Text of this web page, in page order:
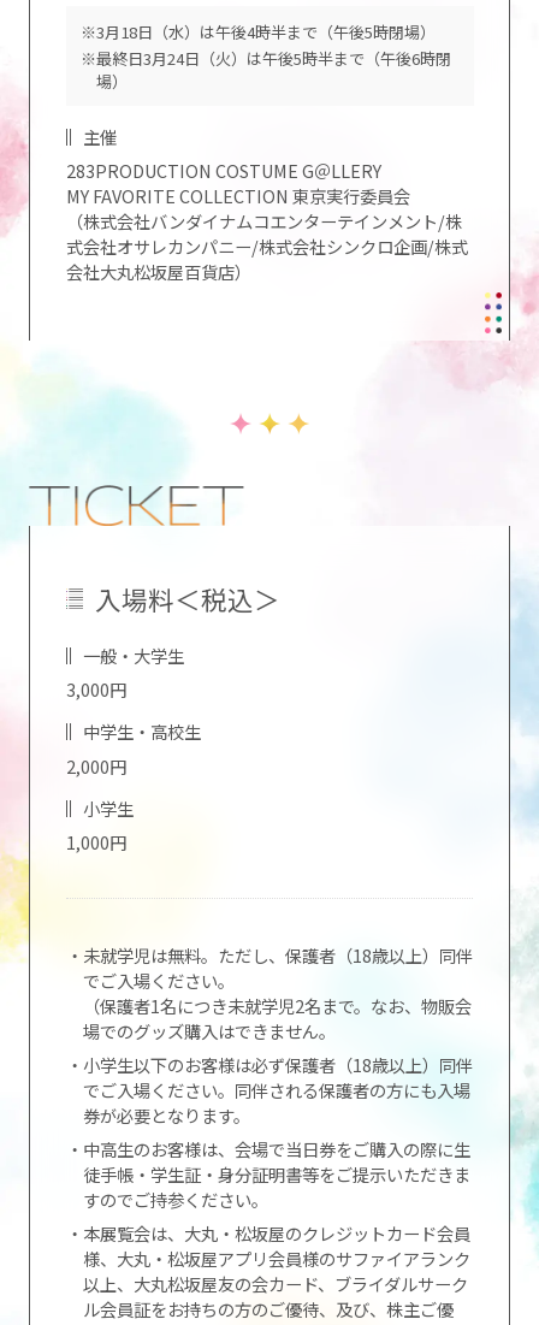
※3月18日（水）は午後4時半まで（午後5時閉場）
※最終日3月24日（火）は午後5時半まで（午後6時閉
場）
主催
283PRODUCTION COSTUME G＠LLERY
MY FAVORITE COLLECTION 東京実行委員会
（株式会社バンダイナムコエンターテインメント/株
式会社オサレカンパニー/株式会社シンクロ企画/株式
会社大丸松坂屋百貨店）
入場料＜税込＞
一般・大学生
3,000円
中学生・高校生
2,000円
小学生
1,000円
・未就学児は無料。ただし、保護者（18歳以上）同伴
でご入場ください。
（保護者1名につき未就学児2名まで。なお、物販会
場でのグッズ購入はできません。
・小学生以下のお客様は必ず保護者（18歳以上）同伴
でご入場ください。同伴される保護者の方にも入場
券が必要となります。
・中高生のお客様は、会場で当日券をご購入の際に生
徒手帳・学生証・身分証明書等をご提示いただきま
すのでご持参ください。
・本展覧会は、大丸・松坂屋のクレジットカード会員
様、大丸・松坂屋アプリ会員様のサファイアランク
以上、大丸松坂屋友の会カード、ブライダルサーク
ル会員証をお持ちの方のご優待、及び、株主ご優